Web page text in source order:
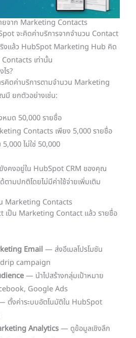
ยจาก Marketing Contacts
จะคิดค่าบริการจากจำนวน Contact
งแล้ว HubSpot Marketing Hub คิด
เท่านั้น
ร?
คิดค่าบริการตามจำนวน Marketing
ยกตัวอย่างเช่น:
มด 50,000 รายชื่อ
Contacts เพียง 5,000 รายชื่อ
5,000 ไม่ใช่ 50,000
งคงอยู่ใน HubSpot CRM ของคุณ
ตามปกติโดยไม่มีค่าใช้จ่ายเพิ่มเติม
Marketing Contacts
เป็น Marketing Contact แล้ว รายชื่อ
Email — ส่งอีเมลโปรโมชัน
campaign
— นำไปสร้างกลุ่มเป้าหมาย
Google Ads
ตั้งค่าระบบอัตโนมัติใน HubSpot
Analytics— ดูข้อมูลเชิงลึก